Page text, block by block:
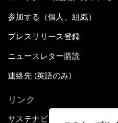
参加する（個人、組織）
プレスリリース登録
ニュースレター購読
連絡先 (英語のみ)
リンク
サステナビリティへの取り組み